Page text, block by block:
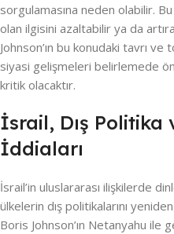
sorgulamasına neden olabilir.
olan ilgisini azaltabilir ya da
Johnson’ın bu konudaki tavrı
siyasi gelişmeleri belirlemede
kritik olacaktır.
İsrail, Dış Politika
İddiaları
İsrail’in uluslararası ilişkilerde
ülkelerin dış politikalarını
Boris Johnson’ın Netanyahu ile